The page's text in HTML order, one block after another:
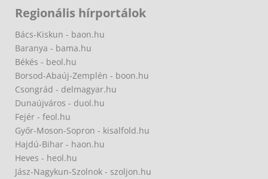
Regionális hírportálok
Bács-Kiskun - baon.hu
Baranya - bama.hu
Békés - beol.hu
Borsod-Abaúj-Zemplén - boon.hu
Csongrád - delmagyar.hu
Dunaújváros - duol.hu
Fejér - feol.hu
Győr-Moson-Sopron - kisalfold.hu
Hajdú-Bihar - haon.hu
Heves - heol.hu
Jász-Nagykun-Szolnok - szoljon.hu